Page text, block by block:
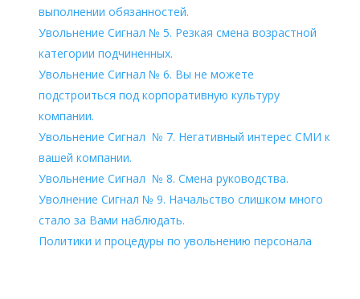
выполнении обязанностей.
Увольнение Сигнал № 5. Резкая смена возрастной
категории подчиненных.
Увольнение Сигнал № 6. Вы не можете
подстроиться под корпоративную культуру
компании.
Увольнение Сигнал № 7. Негативный интерес СМИ к
вашей компании.
Увольнение Сигнал № 8. Смена руководства.
Уволнение Сигнал № 9. Начальство слишком много
стало за Вами наблюдать.
Политики и процедуры по увольнению персонала